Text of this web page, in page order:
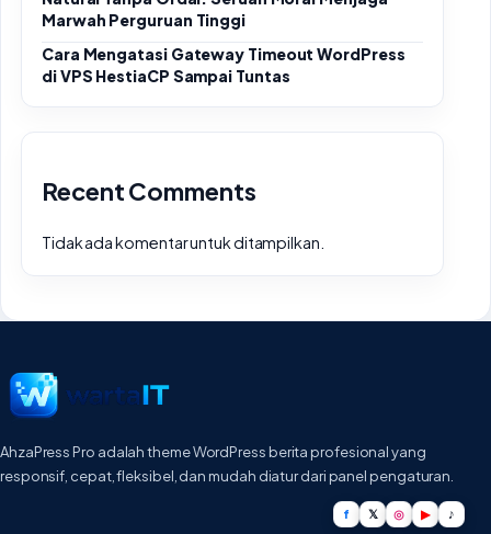
Marwah Perguruan Tinggi
Cara Mengatasi Gateway Timeout WordPress
di VPS HestiaCP Sampai Tuntas
Recent Comments
Tidak ada komentar untuk ditampilkan.
AhzaPress Pro adalah theme WordPress berita profesional yang
responsif, cepat, fleksibel, dan mudah diatur dari panel pengaturan.
f 𝕏 ◎ ▶ ♪